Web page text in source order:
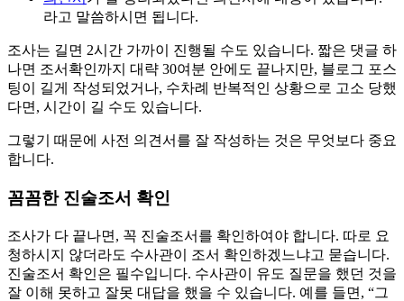
라고 말씀하시면 됩니다.
조사는 길면 2시간 가까이 진행될 수도 있습니다. 짧은 댓글 하
나면 조서확인까지 대략 30여분 안에도 끝나지만, 블로그 포스
팅이 길게 작성되었거나, 수차례 반복적인 상황으로 고소 당했
다면, 시간이 길 수도 있습니다.
그렇기 때문에 사전 의견서를 잘 작성하는 것은 무엇보다 중요
합니다.
꼼꼼한 진술조서 확인
조사가 다 끝나면, 꼭 진술조서를 확인하여야 합니다. 따로 요
청하시지 않더라도 수사관이 조서 확인하겠느냐고 묻습니다.
진술조서 확인은 필수입니다. 수사관이 유도 질문을 했던 것을
잘 이해 못하고 잘못 대답을 했을 수 있습니다. 예를 들면, “그